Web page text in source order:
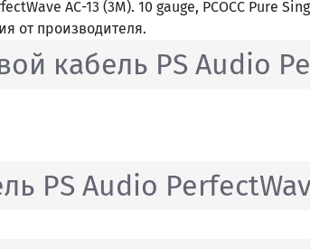
AC-13 (3M). 10 gauge, PCOCC
от производителя.
кабель PS Audio
PS Audio